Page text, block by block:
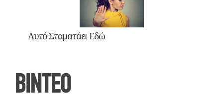
Αυτό Σταματάει Εδώ
ΒΙΝΤΕΟ